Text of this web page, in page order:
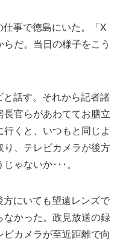
事で徳島にいた。「X
だ。当日の様子をこう
話す。それから記者諸
官らがあわててお膳立
くと、いつもと同じよ
り、テレビカメラが後方
ゃないか･･･。
にいても望遠レンズで
なかった。政見放送の録
カメラが至近距離で向